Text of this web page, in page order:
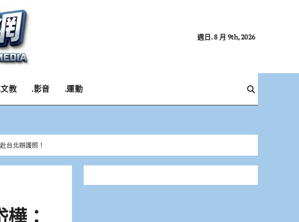
週日. 8 月 9th, 2026
教 .影音 .運動
台北辦護照！
：